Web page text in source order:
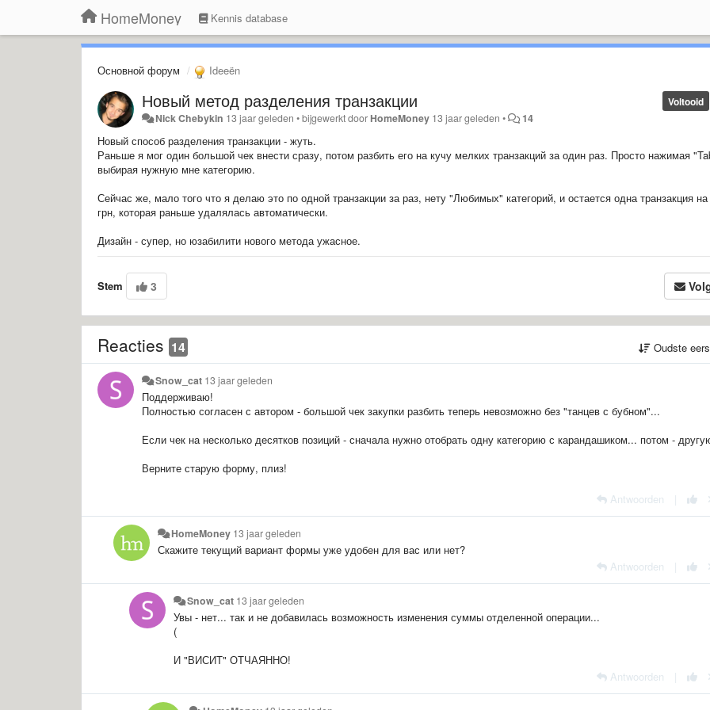
HomeMoney Kennis database
Основной форум Ideeën
Voltooid
Новый метод разделения транзакции
Nick Chebykin 13 jaar geleden •bijgewerkt door HomeMoney 13 jaar geleden • 14
Новый способ разделения транзакции - жуть.
Раньше я мог один большой чек внести сразу, потом разбить его на кучу мелких транзакций за один раз. Просто нажимая
выбирая нужную мне категорию.
Сейчас же, мало того что я делаю это по одной транзакции за раз, нету "Любимых" категорий, и остается одна транзакция
грн, которая раньше удалялась автоматически.
Дизайн - супер, но юзабилити нового метода ужасное.
Stem 3
Reacties 14 Oudste
Snow_cat 13 jaar geleden
Поддерживаю!
Полностью согласен с автором - большой чек закупки разбить теперь невозможно без "танцев с бубном"...
Если чек на несколько десятков позиций - сначала нужно отобрать одну категорию с карандашиком... потом -
Верните старую форму, плиз!
Antwoorden
HomeMoney 13 jaar geleden
Скажите текущий вариант формы уже удобен для вас или нет?
Antwoorden
Snow_cat 13 jaar geleden
Увы - нет... так и не добавилась возможность изменения суммы отделенной операции...
(
И "ВИСИТ" ОТЧАЯННО!
Antwoorden